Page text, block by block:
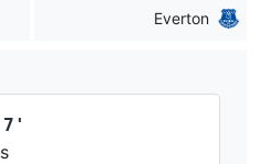
Everton
7'